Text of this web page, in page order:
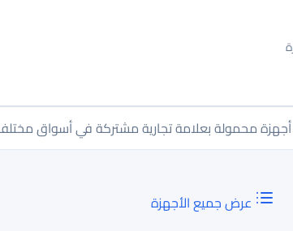
عرض جميع الأجهزة